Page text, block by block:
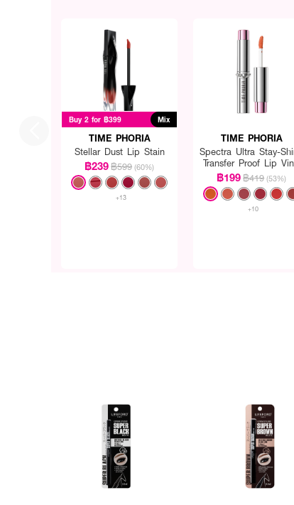
How to Use:
● ใช้ดินสอวาดโครงคิ้
● ใช้แปรงเบลนด์บริเ
Buy 2 for ฿399 Mix
TIME PHORIA
Stellar Dust Lip Stain
฿239฿599 (60%)
+13
TIME PHORIA
Spectra Ultra Stay-
Transfer Proof Lip
฿199฿419 (53%)
+10